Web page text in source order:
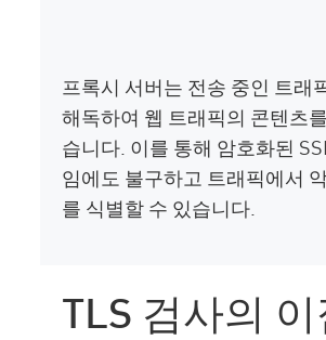
프록시 서버는 전송 중인 트래
해독하여 웹 트래픽의 콘텐츠
습니다. 이를 통해 암호화된
임에도 불구하고 트래픽에서
를 식별할 수 있습니다.
TLS 검사의 이